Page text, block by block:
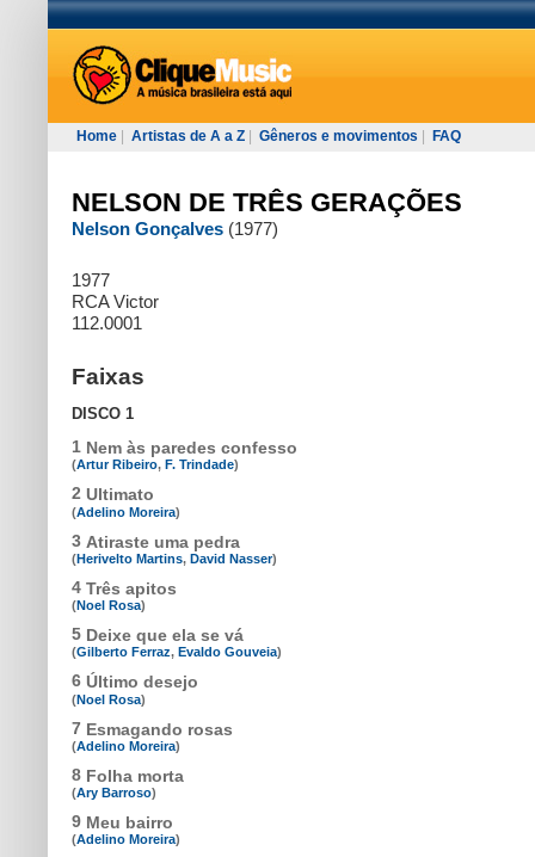
Home Artistas de A a Z Gêneros e movimentos FAQ
NELSON DE TRÊS GERAÇÕES
Nelson Gonçalves (1977)
1977
RCA Victor
112.0001
Faixas
DISCO 1
1 Nem às paredes confesso
(Artur Ribeiro, F. Trindade)
2 Ultimato
(Adelino Moreira)
3 Atiraste uma pedra
(Herivelto Martins, David Nasser)
4 Três apitos
(Noel Rosa)
5 Deixe que ela se vá
(Gilberto Ferraz, Evaldo Gouveia)
6 Último desejo
(Noel Rosa)
7 Esmagando rosas
(Adelino Moreira)
8 Folha morta
(Ary Barroso)
9 Meu bairro
(Adelino Moreira)